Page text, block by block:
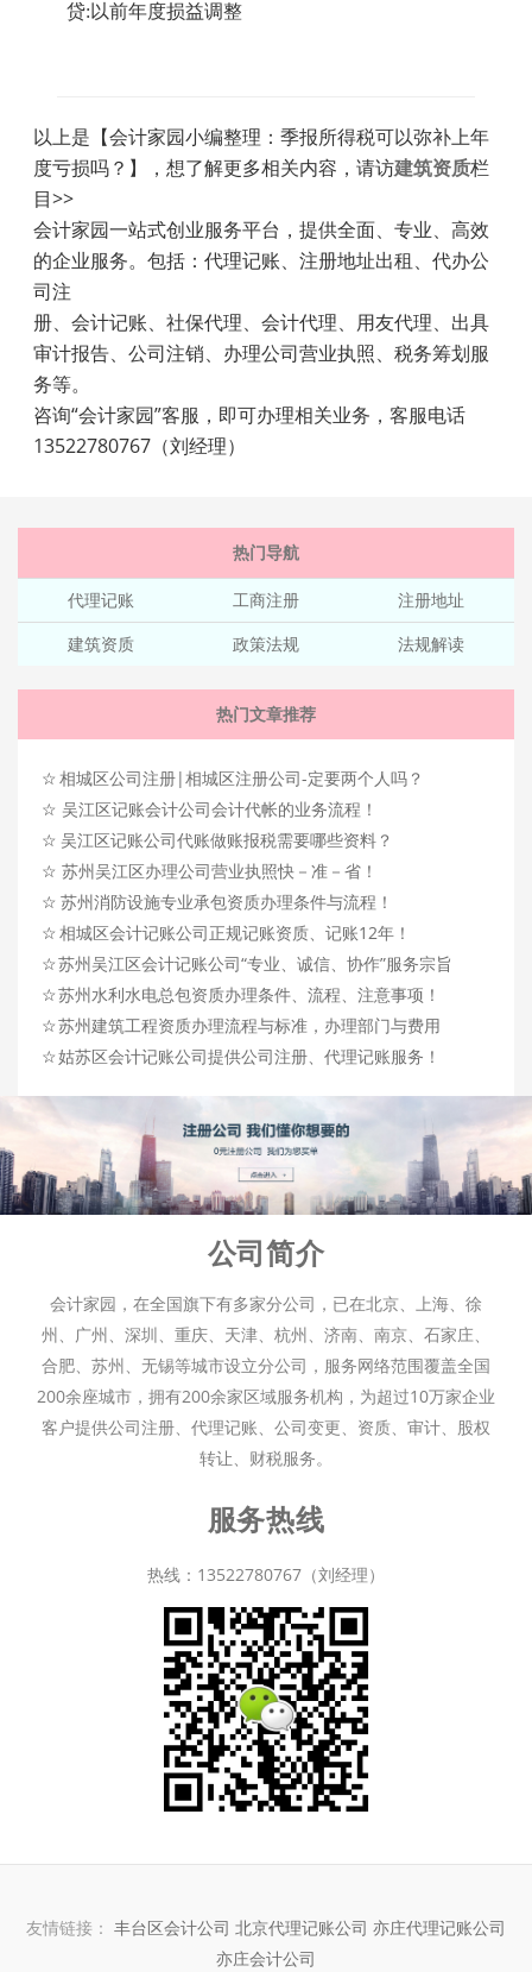
贷:以前年度损益调整
以上是【会计家园小编整理：季报所得税可以弥补上年
度亏损吗？】，想了解更多相关内容，请访建筑资质栏
目>>
会计家园一站式创业服务平台，提供全面、专业、高效
的企业服务。包括：代理记账、注册地址出租、代办公
司注
册、会计记账、社保代理、会计代理、用友代理、出具
审计报告、公司注销、办理公司营业执照、税务筹划服
务等。
咨询“会计家园”客服，即可办理相关业务，客服电话
13522780767（刘经理）
热门导航
代理记账 工商注册
注册地址
建筑资质
政策法规 法规解读
热门文章推荐
☆ 相城区公司注册|相城区注册公司-定要两个人吗？
☆ 吴江区记账会计公司会计代帐的业务流程！
☆ 吴江区记账公司代账做账报税需要哪些资料？
☆ 苏州吴江区办理公司营业执照快－准－省！
☆ 苏州消防设施专业承包资质办理条件与流程！
☆ 相城区会计记账公司正规记账资质、记账12年！
☆苏州吴江区会计记账公司“专业、诚信、协作”服务宗旨
☆苏州水利水电总包资质办理条件、流程、注意事项！
☆苏州建筑工程资质办理流程与标准，办理部门与费用
☆姑苏区会计记账公司提供公司注册、代理记账服务！
公司简介
会计家园，在全国旗下有多家分公司，已在北京、上海、徐
州、广州、深圳、重庆、天津、杭州、济南、南京、石家庄、
合肥、苏州、无锡等城市设立分公司，服务网络范围覆盖全国
200余座城市，拥有200余家区域服务机构，为超过10万家企业
客户提供公司注册、代理记账、公司变更、资质、审计、股权
转让、财税服务。
服务热线
热线：13522780767（刘经理）
友情链接： 丰台区会计公司 北京代理记账公司 亦庄代理记账公司
亦庄会计公司